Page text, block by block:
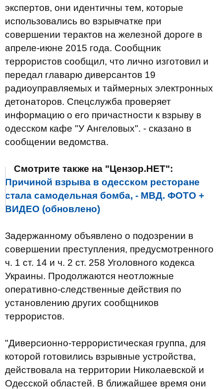
экспертов, они идентичны тем, которые
использовались во взрывчатке при
совершении терактов на железной дороге в
апреле-июне 2015 года. Сообщник
террористов сообщил, что лично изготовил и
передал главарю диверсантов 19
радиоуправляемых и таймерных электронных
детонаторов. Спецслужба проверяет
информацию о его причастности к взрыву в
одесском кафе "У Ангеловых". - сказано в
сообщении ведомства.
Смотрите также на "Цензор.НЕТ":
Причиной взрыва в одесском ресторане
стала самодельная бомба, - МВД. ФОТО +
ВИДЕО (обновлено)
Задержанному объявлено о подозрении в
совершении преступления, предусмотренного
ч. 1 ст. 14 и ч. 2 ст. 258 Уголовного кодекса
Украины. Продолжаются неотложные
оперативно-следственные действия по
установлению других сообщников
террористов.
"Диверсионно-террористическая группа, для
которой готовились взрывные устройства,
действовала на территории Николаевской и
Одесской областей. В ближайшее время они